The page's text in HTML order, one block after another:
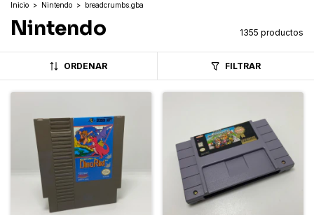
Inicio > Nintendo > breadcrumbs.gba
Nintendo 1355 productos
ORDENAR FILTRAR